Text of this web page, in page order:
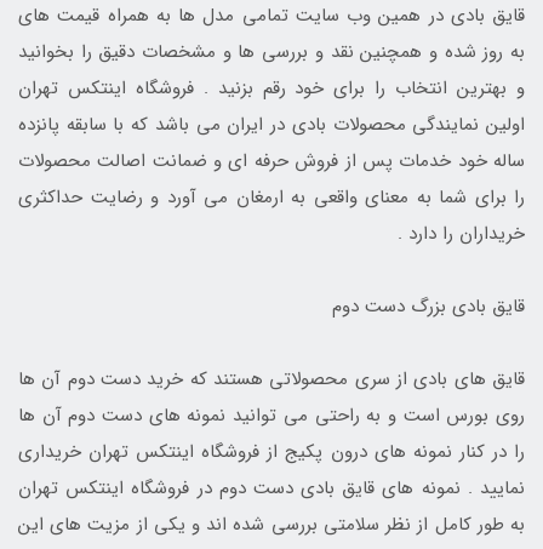
قایق بادی در همین وب سایت تمامی مدل ها به همراه قیمت های
به روز شده و همچنین نقد و بررسی ها و مشخصات دقیق را بخوانید
و بهترین انتخاب را برای خود رقم بزنید . فروشگاه اینتکس تهران
اولین نمایندگی محصولات بادی در ایران می باشد که با سابقه پانزده
ساله خود خدمات پس از فروش حرفه ای و ضمانت اصالت محصولات
را برای شما به معنای واقعی به ارمغان می آورد و رضایت حداکثری
خریداران را دارد .
قایق بادی بزرگ دست دوم
قایق های بادی از سری محصولاتی هستند که خرید دست دوم آن ها
روی بورس است و به راحتی می توانید نمونه های دست دوم آن ها
را در کنار نمونه های درون پکیج از فروشگاه اینتکس تهران خریداری
نمایید . نمونه های قایق بادی دست دوم در فروشگاه اینتکس تهران
به طور کامل از نظر سلامتی بررسی شده اند و یکی از مزیت های این